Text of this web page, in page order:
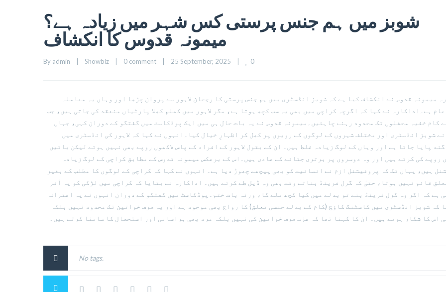
شوبز میں ہم جنس پرستی کس شہر میں زیادہ ہے؟
میمونہ قدوس کا انکشاف
By admin Showbiz 0 comment 25 September, 2025 0
میمونہ قدوس نے انکشاف کیا ہے کہ شوبز انڈسٹری میں ہم جنس پرستی کا رجحان لاہور سے پروان چڑھا اور وہاں یہ معاملہ
ہے۔اداکارہ نے کہا کہ اگرچہ کراچی میں بھی یہ سب کچھ ہوتا ہے، مگر لاہور میں کھلم کھلا پارٹیاں منعقد کی جاتی ہیں، جب
کام خفیہ محفلوں تک محدود رہنے چاہئیں۔میمونہ قدوس نے یہ بات حال ہی میں ایک پوڈکاسٹ میں گفتگو کے دوران کہی، جہاں
نے شوبز انڈسٹری اور مختلف شہروں کے لوگوں کے رویوں پر کھل کر اظہارِ خیال کیا۔انہوں نے کہا کہ لاہور کی انڈسٹری میں
پایا جاتا ہے اور وہاں کے لوگ زیادہ غلط ہیں۔ ان کے بقول لاہور کے افراد کے پاس لاکھوں روپے بھی نہیں ہوتے لیکن باتیں
روپے کی کرتے ہیں اور وہ دوسروں پر برتری جتانے کے عادی ہیں۔اس کے برعکس میمونہ قدوس کے مطابق کراچی کے لوگ زیادہ
ہیں، یہاں تک کہ پروفیشنل ازم نے انسانیت کو بھی پیچھے چھوڑ دیا ہے۔ انہوں نے کہا کہ کراچی کے لوگوں کا مطلب کے بغیر
قائم نہیں ہوتا، حتیٰ کہ گرل فرینڈ بناتے وقت بھی وہ ڈیل طے کرتے ہیں۔ اداکارہ نے بتایا کہ کراچی میں لڑکی کو یہ آفر
ہے کہ اگر وہ گرل فرینڈ بنے تو بدلے میں کیا کچھ ملے گا، ورنہ بات ختم۔پوڈکاسٹ میں گفتگو کے دوران انہوں نے یہ اعتراف
کہ شوبز انڈسٹری میں کاسٹنگ کاؤچ (کام کے بدلے جنسی تعلق) کا رواج بھی موجود ہے اور یہ صرف خواتین تک محدود نہیں بلکہ
اس کا شکار ہوتے ہیں۔ ان کا کہنا تھا کہ عزت صرف خواتین کی نہیں بلکہ مرد بھی ہراسانی اور استحصال کا سامنا کرتے ہیں۔
No tags.